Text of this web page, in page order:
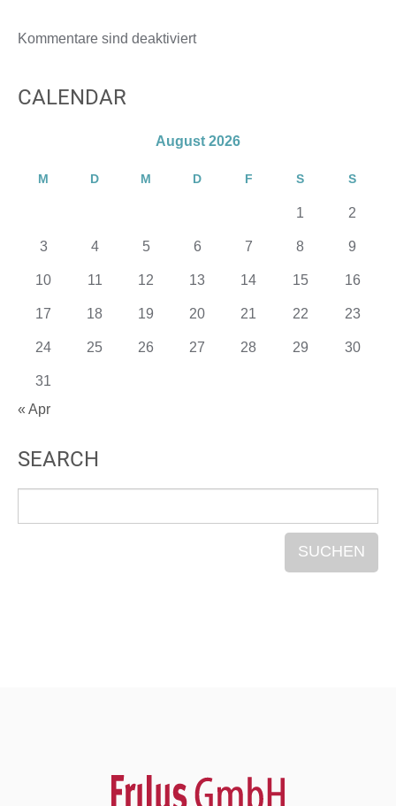
Kommentare sind deaktiviert
CALENDAR
August 2026
M D M D F S S
1 2
3 4 5 6 7 8 9
10 11 12 13 14 15 16
17 18 19 20 21 22 23
24 25 26 27 28 29 30
31
« Apr
SEARCH